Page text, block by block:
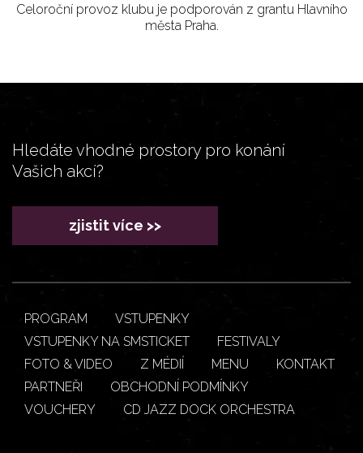
Celoroční provoz klubu je podporován z grantu Hlavního
města Praha.
Hledáte vhodné prostory pro konání
Vašich akcí?
zjistit více >>
PROGRAM
VSTUPENKY
VSTUPENKY NA SMSTICKET
FESTIVALY
FOTO & VIDEO
Z MÉDIÍ MENU
KONTAKT
PARTNEŘI
OBCHODNÍ PODMÍNKY
VOUCHERY
CD JAZZ DOCK ORCHESTRA